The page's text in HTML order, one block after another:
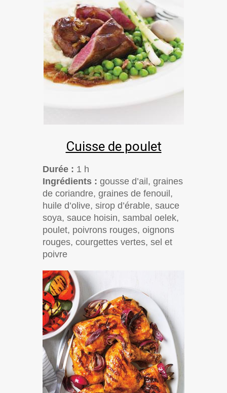
Cuisse de poulet
Durée : 1 h
Ingrédients : gousse d’ail, graines
de coriandre, graines de fenouil,
huile d’olive, sirop d’érable, sauce
soya, sauce hoisin, sambal oelek,
poulet, poivrons rouges, oignons
rouges, courgettes vertes, sel et
poivre